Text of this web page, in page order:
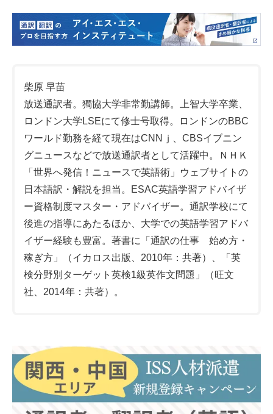
柴原 早苗
放送通訳者。獨協大学非常勤講師。上智大学卒業、
ロンドン大学LSEにて修士号取得。ロンドンのBBC
ワールド勤務を経て現在はCNNｊ、CBSイブニン
グニュースなどで放送通訳者として活躍中。ＮＨＫ
「世界へ発信！ニュースで英語術」ウェブサイトの
日本語訳・解説を担当。ESAC英語学習アドバイザ
ー資格制度マスター・アドバイザー。通訳学校にて
後進の指導にあたるほか、大学での英語学習アドバ
イザー経験も豊富。著書に「通訳の仕事 始め方・
稼ぎ方」（イカロス出版、2010年：共著）、「英
検分野別ターゲット英検1級英作文問題」（旺文
社、2014年：共著）。